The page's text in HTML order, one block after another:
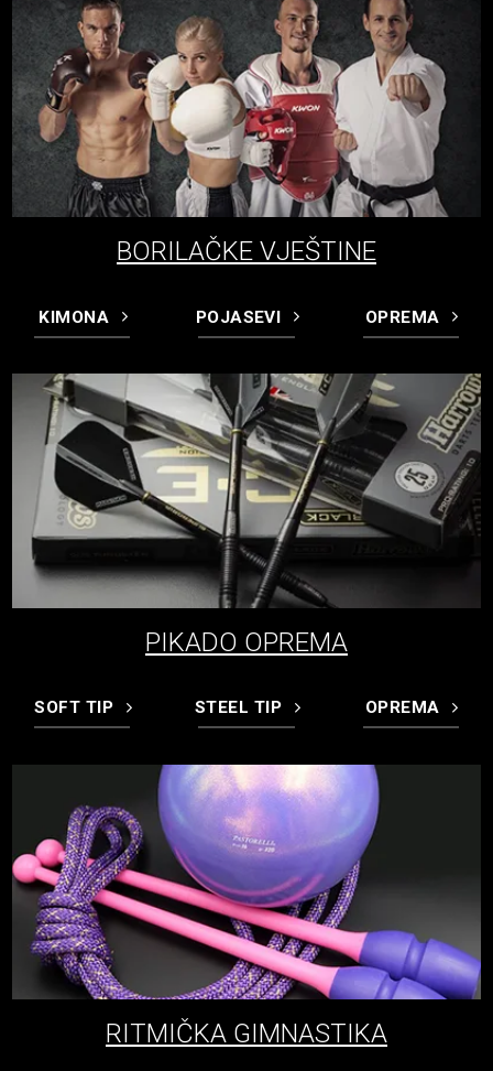
BORILAČKE VJEŠTINE
KIMONA POJASEVI OPREMA
PIKADO OPREMA
SOFT TIP STEEL TIP OPREMA
RITMIČKA GIMNASTIKA